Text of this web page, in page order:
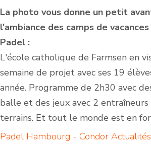
La photo vous donne un petit
l'ambiance des camps de
Padel :
L'école catholique de Farmsen en
semaine de projet avec ses 19
année. Programme de 2h30 avec
balle et des jeux avec 2
terrains. Et tout le monde est en
Padel Hambourg - Condor Actualités